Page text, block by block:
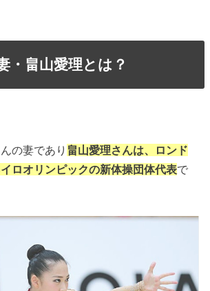
・畠山愛理とは？
の妻であり 畠山愛理さんは、ロンド
ロオリンピックの新体操団体代表で